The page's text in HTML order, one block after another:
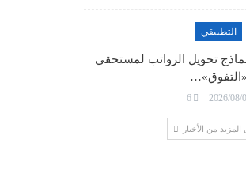
التطبيقي
تحويل الرواتب لمستحقي
«التفوق»…
2026/08/
6
المزيد من الأخبار